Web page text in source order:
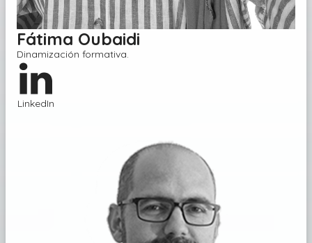
Fátima Oubaidi
Dinamización formativa.
LinkedIn